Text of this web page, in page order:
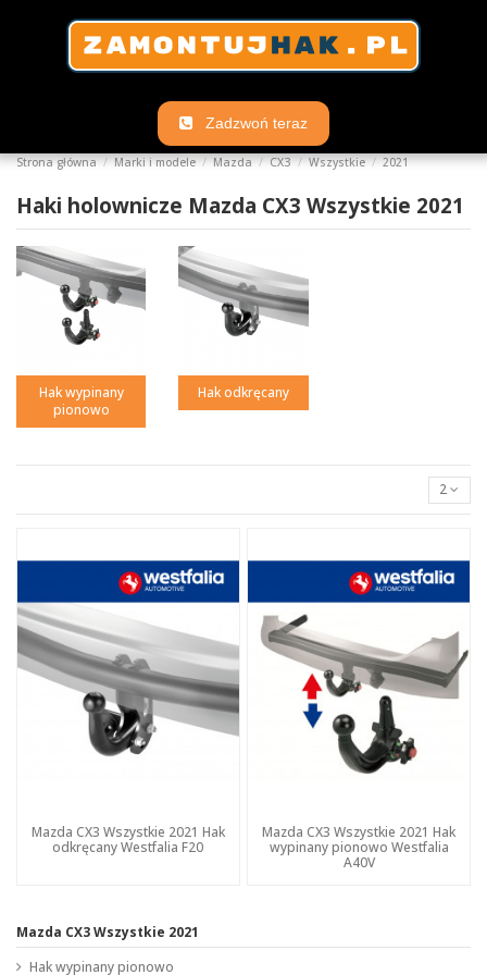
Zadzwoń teraz
Strona główna Marki i modele Mazda CX3 Wszystkie 2021
Haki holownicze Mazda CX3 Wszystkie 2021
Hak wypinany
pionowo
Hak odkręcany
2
Mazda CX3 Wszystkie 2021 Hak
odkręcany Westfalia F20
Mazda CX3 Wszystkie 2021 Hak
wypinany pionowo Westfalia
A40V
Mazda CX3 Wszystkie 2021
Hak wypinany pionowo